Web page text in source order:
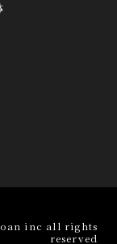
inc all rights
reserved